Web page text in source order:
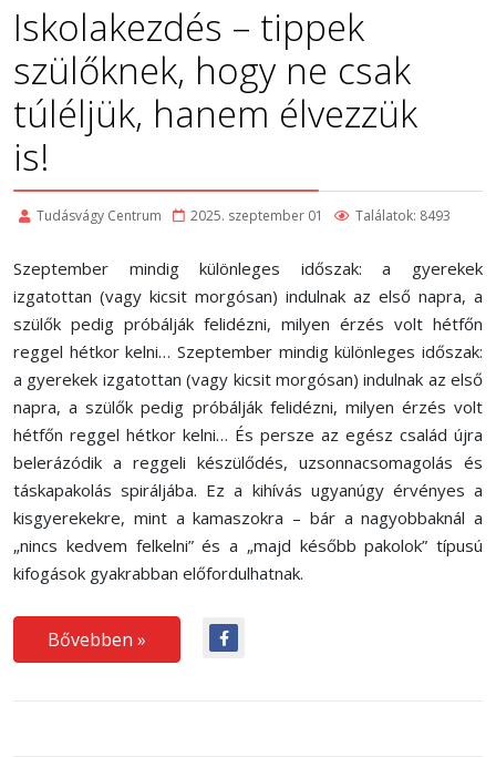
Iskolakezdés – tippek
szülőknek, hogy ne csak
túléljük, hanem élvezzük
is!
Tudásvágy Centrum 2025. szeptember 01 Találatok: 8493
Szeptember mindig különleges időszak: a gyerekek
izgatottan (vagy kicsit morgósan) indulnak az első napra, a
szülők pedig próbálják felidézni, milyen érzés volt hétfőn
reggel hétkor kelni… Szeptember mindig különleges időszak:
a gyerekek izgatottan (vagy kicsit morgósan) indulnak az első
napra, a szülők pedig próbálják felidézni, milyen érzés volt
hétfőn reggel hétkor kelni… És persze az egész család újra
belerázódik a reggeli készülődés, uzsonnacsomagolás és
táskapakolás spiráljába. Ez a kihívás ugyanúgy érvényes a
kisgyerekekre, mint a kamaszokra – bár a nagyobbaknál a
„nincs kedvem felkelni” és a „majd később pakolok” típusú
kifogások gyakrabban előfordulhatnak.
Bővebben »